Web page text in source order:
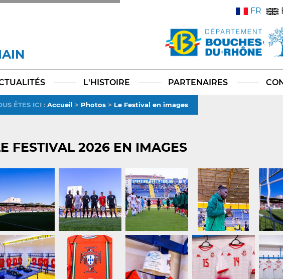
TikTokLinkedIn
X
FR
L'HISTOIRE PARTENAIRES
ÊTES ICI : Accueil > Photos> Le Festival en images
FESTIVAL 2026 EN IMAGES